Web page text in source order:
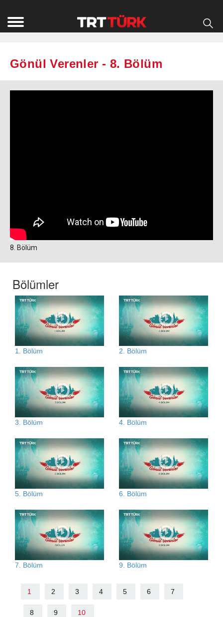
Gönül Verenler - 8. Bölüm
8. Bölüm
Bölümler
1. Bölüm 2. Bölüm
3. Bölüm 4. Bölüm
5. Bölüm 6. Bölüm
7. Bölüm 9. Bölüm
1 2 3 4 5 6 7
8 9 10